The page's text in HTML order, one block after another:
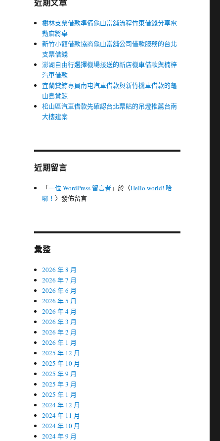
樹林支票借款準備龜山當舖流程竹東借錢分享電
動麻將桌
新竹小額借款協商龜山當舖公司借款服務的台北
支票借錢
澎湖自由行選擇機場接送的新店機車借款與楠梓
汽車借款
宜蘭賞鯨專員南屯汽車借款與新竹機車借款的龜
山島賞鯨
松山區汽車借款先確認台北票貼的吊燈推薦台南
大樓建案
近期留言
「一位 WordPress 留言者」於〈Hello world! 哈
囉！〉發佈留言
彙整
2026 年 8 月
2026 年 7 月
2026 年 6 月
2026 年 5 月
2026 年 4 月
2026 年 3 月
2026 年 2 月
2026 年 1 月
2025 年 12 月
2025 年 10 月
2025 年 9 月
2025 年 3 月
2025 年 1 月
2024 年 12 月
2024 年 11 月
2024 年 10 月
2024 年 9 月